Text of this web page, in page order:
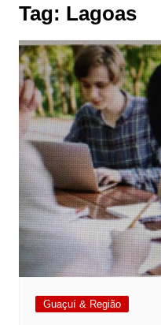
Tag: Lagoas
Guaçuí & Região